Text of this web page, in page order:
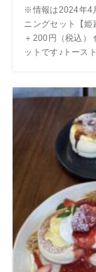
※情報は2024年4
ニングセット【
＋200円（税込）
ットです♪トースト